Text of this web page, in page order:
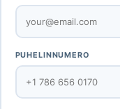
PUHELINNUMERO